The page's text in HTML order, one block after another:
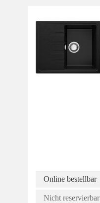
Online bestellbar
Nicht reservierbar